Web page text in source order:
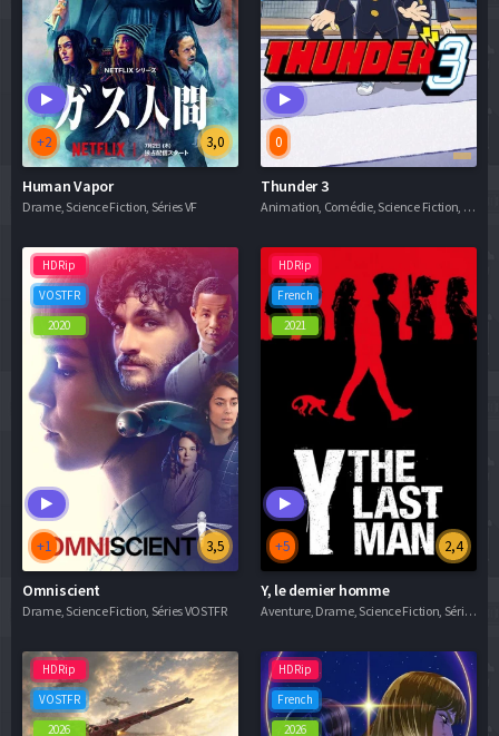
3,0
+2
Human Vapor
Drame, Science Fiction, Séries VF
0
Thunder 3
Animation, Comédie, Science Fiction, Séries VF
HDRip
VOSTFR
2020
3,5
+1
Omniscient
Drame, Science Fiction, Séries VOSTFR
HDRip
French
2021
2,4
+5
Y, le dernier homme
Aventure, Drame, Science Fiction, Séries VF
HDRip
VOSTFR
2026
HDRip
French
2026